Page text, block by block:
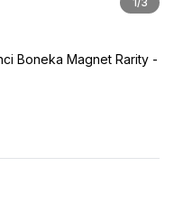
Boneka Magnet Rarity -